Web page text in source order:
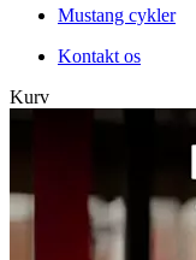
Mustang cykler
Kontakt os
Kurv